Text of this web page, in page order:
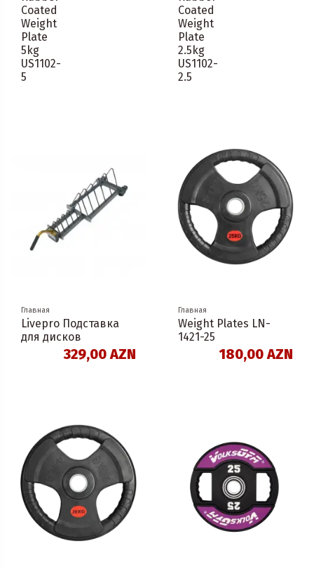
Coated
Weight
Plate
5kg
US1102-
5
Coated
Weight
Plate
2.5kg
US1102-
2.5
Главная
Livepro Подставка
для дисков
329,00 AZN
Главная
Weight Plates LN-
1421-25
180,00 AZN